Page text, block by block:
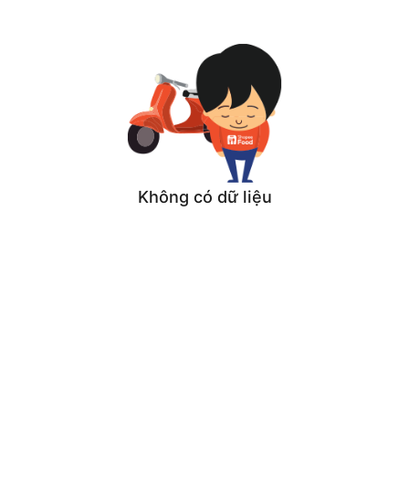
Không có dữ liệu